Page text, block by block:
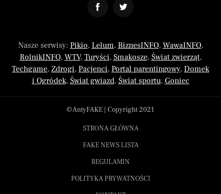
Nasze serwisy: Pikio, Lelum, BiznesINFO, WawaINFO,
RolnikINFO, WTV, Turyści, Smakosze, Świat zwierząt,
Techgame, Zdrogi, Pacjenci, Portal parentingowy, Domek
i Ogródek, Świat gwiazd, Świat sportu, Goniec
© AntyFAKE | Copyright 2021
STRONA GŁÓWNA
FAKE NEWS LISTA
REGULAMIN
POLITYKA PRYWATNOŚCI